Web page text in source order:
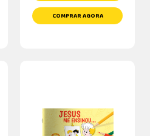
COMPRAR AGORA